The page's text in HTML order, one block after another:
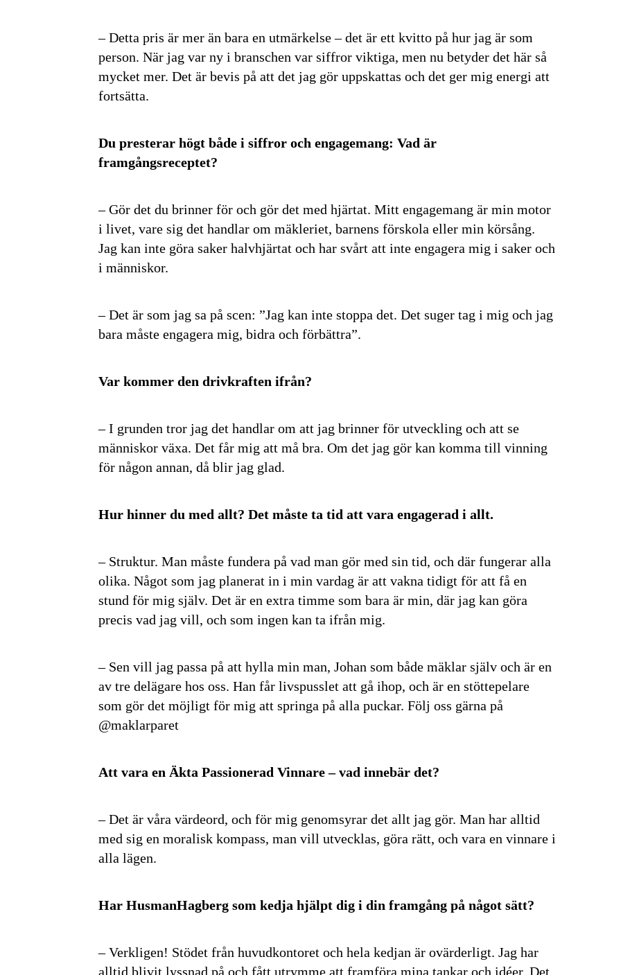
– Detta pris är mer än bara en utmärkelse – det är ett kvitto på hur jag är som
person. När jag var ny i branschen var siffror viktiga, men nu betyder det här så
mycket mer. Det är bevis på att det jag gör uppskattas och det ger mig energi att
fortsätta.
Du presterar högt både i siffror och engagemang: Vad är
framgångsreceptet?
– Gör det du brinner för och gör det med hjärtat. Mitt engagemang är min motor
i livet, vare sig det handlar om mäkleriet, barnens förskola eller min körsång.
Jag kan inte göra saker halvhjärtat och har svårt att inte engagera mig i saker och
i människor.
– Det är som jag sa på scen: ”Jag kan inte stoppa det. Det suger tag i mig och jag
bara måste engagera mig, bidra och förbättra”.
Var kommer den drivkraften ifrån?
– I grunden tror jag det handlar om att jag brinner för utveckling och att se
människor växa. Det får mig att må bra. Om det jag gör kan komma till vinning
för någon annan, då blir jag glad.
Hur hinner du med allt? Det måste ta tid att vara engagerad i allt.
– Struktur. Man måste fundera på vad man gör med sin tid, och där fungerar alla
olika. Något som jag planerat in i min vardag är att vakna tidigt för att få en
stund för mig själv. Det är en extra timme som bara är min, där jag kan göra
precis vad jag vill, och som ingen kan ta ifrån mig.
– Sen vill jag passa på att hylla min man, Johan som både mäklar själv och är en
av tre delägare hos oss. Han får livspusslet att gå ihop, och är en stöttepelare
som gör det möjligt för mig att springa på alla puckar. Följ oss gärna på
@maklarparet
Att vara en Äkta Passionerad Vinnare – vad innebär det?
– Det är våra värdeord, och för mig genomsyrar det allt jag gör. Man har alltid
med sig en moralisk kompass, man vill utvecklas, göra rätt, och vara en vinnare i
alla lägen.
Har HusmanHagberg som kedja hjälpt dig i din framgång på något sätt?
– Verkligen! Stödet från huvudkontoret och hela kedjan är ovärderligt. Jag har
alltid blivit lyssnad på och fått utrymme att framföra mina tankar och idéer. Det